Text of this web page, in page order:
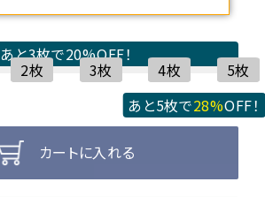
あと3枚で20%OFF！
2枚 3枚 4枚
5枚
あと5枚で28%OFF！
カートに入れる